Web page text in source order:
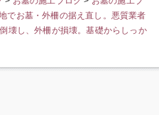
でお墓・外柵の据え直し。悪質業者
壊し、外柵が損壊。基礎からしっか